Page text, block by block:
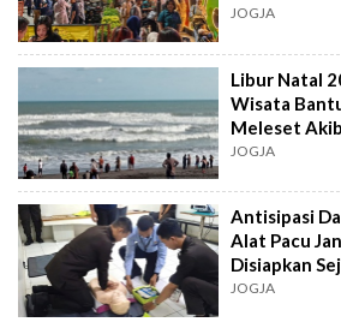
Yogyakarta
JOGJA
Libur Natal
Wisata
Meleset
JOGJA
Antisipasi
Alat Pacu
Disiapkan
Malioboro
JOGJA